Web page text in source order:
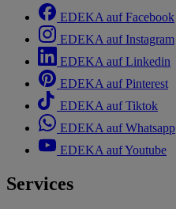
EDEKA auf Facebook
EDEKA auf Instagram
EDEKA auf Linkedin
EDEKA auf Pinterest
EDEKA auf Tiktok
EDEKA auf Whatsapp
EDEKA auf Youtube
Services